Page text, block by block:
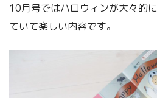
10月号ではハロウィンが大々的
ていて楽しい内容です。